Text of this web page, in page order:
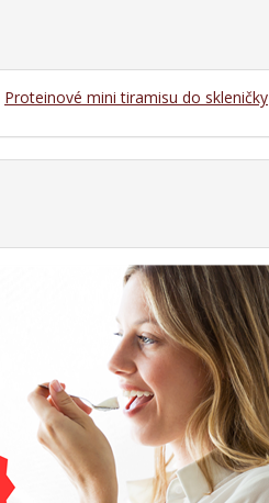
Proteinové mini tiramisu do skleničky